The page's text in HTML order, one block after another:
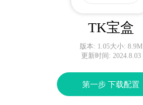
TK宝盒
版本: 1.05大小: 8.9M
更新时间: 2024.8.03
第一步 下载配置